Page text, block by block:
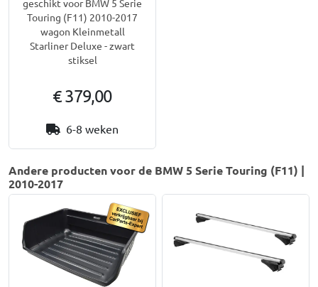
geschikt voor BMW 5 Serie
Touring (F11) 2010-2017
wagon Kleinmetall
Starliner Deluxe - zwart
stiksel
€ 379,00
6-8 weken
Andere producten voor de BMW 5 Serie Touring (F11) |
2010-2017